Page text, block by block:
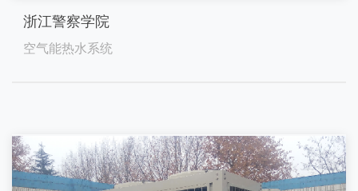
浙江警察学院
空气能热水系统